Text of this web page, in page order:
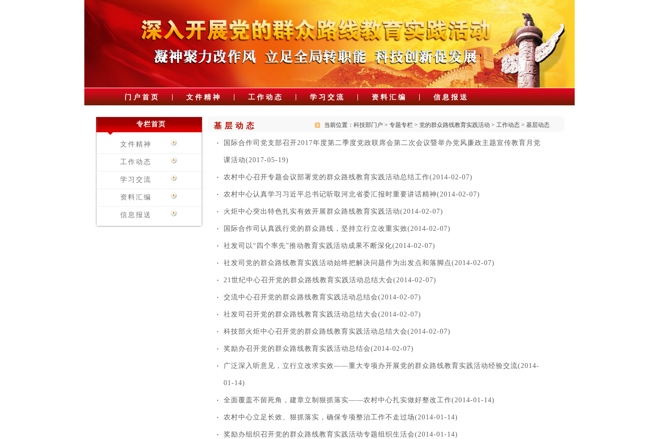
门户首页 | 文件精神 | 工作动态 | 学习交流 | 资料汇编 | 信息报送
专栏首页
文件精神
工作动态
学习交流
资料汇编
信息报送
基层动态 当前位置： 科技部门户 > 专题专栏 > 党的群众路线教育实践活动 > 工作动态 > 基层动态
国际合作司党支部召开2017年度第二季度党政联席会第二次会议暨举办党风廉政主题宣传教育月党
课活动(2017-05-19)
农村中心召开专题会议部署党的群众路线教育实践活动总结工作(2014-02-07)
农村中心认真学习习近平总书记听取河北省委汇报时重要讲话精神(2014-02-07)
火炬中心突出特色扎实有效开展群众路线教育实践活动(2014-02-07)
国际合作司认真践行党的群众路线，坚持立行立改重实效(2014-02-07)
社发司以“四个率先”推动教育实践活动成果不断深化(2014-02-07)
社发司党的群众路线教育实践活动始终把解决问题作为出发点和落脚点(2014-02-07)
21世纪中心召开党的群众路线教育实践活动总结大会(2014-02-07)
交流中心召开党的群众路线教育实践活动总结会(2014-02-07)
社发司召开党的群众路线教育实践活动总结大会(2014-02-07)
科技部火炬中心召开党的群众路线教育实践活动总结大会(2014-02-07)
奖励办召开党的群众路线教育实践活动总结会(2014-02-07)
广泛深入听意见，立行立改求实效——重大专项办开展党的群众路线教育实践活动经验交流(2014-
01-14)
全面覆盖不留死角，建章立制狠抓落实——农村中心扎实做好整改工作(2014-01-14)
农村中心立足长效、狠抓落实，确保专项整治工作不走过场(2014-01-14)
奖励办组织召开党的群众路线教育实践活动专题组织生活会(2014-01-14)